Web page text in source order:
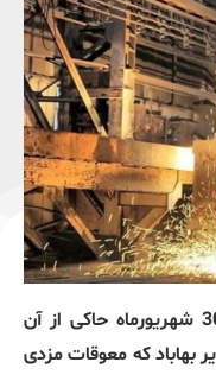
گزارشات منتشرشده در روز یکشنبه 30 شهریورماه حاکی از آن
بهاباد که معوقات مزدی